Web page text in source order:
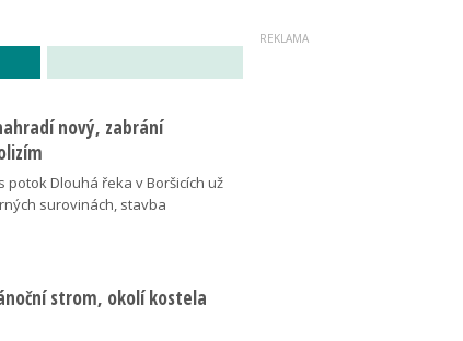
nový, zabrání
potok Dlouhá řeka v Boršicích už
surovinách, stavba
strom, okolí kostela